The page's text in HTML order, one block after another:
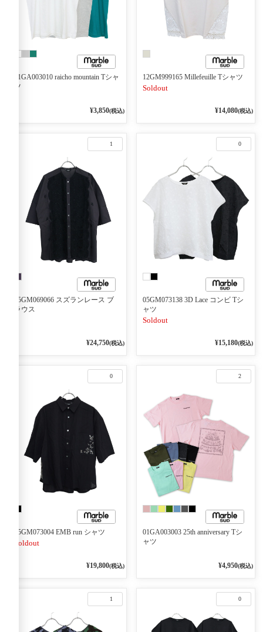
01GA003010 raicho mountain Tシャ
ツ
¥3,850(税込)
12GM999165 Millefeuille Tシャツ
Soldout
¥14,080(税込)
1
05GM069066 スズランレース ブ
ラウス
¥24,750(税込)
0
05GM073138 3D Lace コンビ Tシ
ャツ
Soldout
¥15,180(税込)
0
05GM073004 EMB run シャツ
Soldout
¥19,800(税込)
2
01GA003003 25th anniversary Tシ
ャツ
¥4,950(税込)
1 0